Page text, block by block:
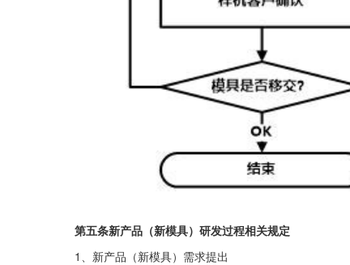
第五条新产品（新模具）研发过程相关规定
1、新产品（新模具）需求提出